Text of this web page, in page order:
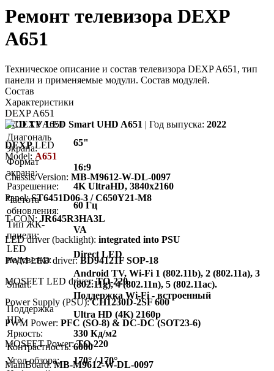
Ремонт телевизора DEXP
A651
Техническое описание и состав телевизора DEXP A651, тип
панели и применяемые модули. Состав модулей.
Состав
Характеристики
DEXP A651
LCD TV LED Smart UHD A651 | Год выпуска: 2022
Диагональ
экрана:
65"
Формат
экрана:
16:9
Разрешение:
4K UltraHD, 3840x2160
Частота
обновления:
60 Гц
Тип ЖК-
панели:
VA
LED
подсветка:
Direct LED
Smart:
Android TV, Wi-Fi 1 (802.11b), 2 (802.11a), 3
(802.11g), 4 (802.11n), 5 (802.11ac).
Поддержка Wi-Fi - встроенный
Поддержка
HD:
Ultra HD (4K) 2160p
Яркость:
330 Кд/м2
Контрастность: 6000
Угол обзора:
170° / 170°
DEXPLED
Model: A651
Chassis/Version: MB-M9612-W-DL-0097
Panel:ST6451D06-3 / C650Y21-M8
T-CON:JR645R3HA3L
LED driver (backlight): integrated into PSU
PWM LED driver:BD94121F SOP-18
MOSFET LED driver:TO-220
Power Supply (PSU):CH1230D-2SF 600
PWM Power: PFC (SO-8) & DC-DC (SOT23-6)
MOSFET Power:TO-220
MainBoard:MB-M9612-W-DL-0097